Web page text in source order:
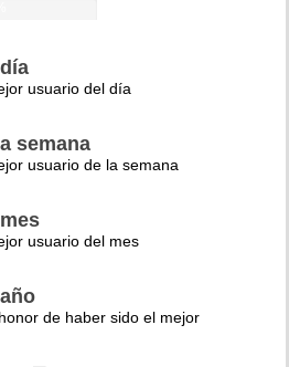
usuario del día
semana
usuario de la semana
usuario del mes
de haber sido el mejor